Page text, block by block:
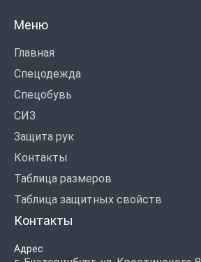
Меню
Главная
Спецодежда
Спецобувь
СИЗ
Защита рук
Контакты
Таблица размеров
Таблица защитных свойств
Контакты
Адрес